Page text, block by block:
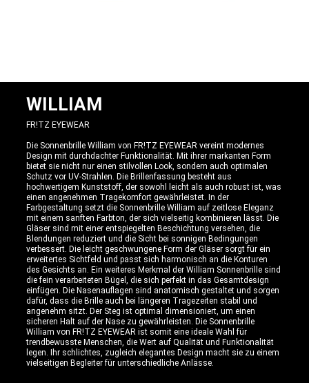
WILLIAM
FR!TZ EYEWEAR
Die Sonnenbrille William von FR!TZ EYEWEAR vereint modernes
Design mit durchdachter Funktionalität. Mit ihrer markanten Form
bietet sie nicht nur einen stilvollen Look, sondern auch optimalen
Schutz vor UV-Strahlen. Die Brillenfassung besteht aus
hochwertigem Kunststoff, der sowohl leicht als auch robust ist, was
einen angenehmen Tragekomfort gewährleistet. In der
Farbgestaltung setzt die Sonnenbrille William auf zeitlose Eleganz
mit einem sanften Farbton, der sich vielseitig kombinieren lässt. Die
Gläser sind mit einer entspiegelten Beschichtung versehen, die
Blendungen reduziert und die Sicht bei sonnigen Bedingungen
verbessert. Die leicht geschwungene Form der Gläser sorgt für ein
erweitertes Sichtfeld und passt sich harmonisch an die Konturen
des Gesichts an. Ein weiteres Merkmal der William Sonnenbrille sind
die fein verarbeiteten Bügel, die sich perfekt in das Gesamtdesign
einfügen. Die Nasenauflagen sind anatomisch gestaltet und sorgen
dafür, dass die Brille auch bei längeren Tragezeiten stabil und
angenehm sitzt. Der Steg ist optimal dimensioniert, um einen
sicheren Halt auf der Nase zu gewährleisten. Die Sonnenbrille
William von FR!TZ EYEWEAR ist somit eine ideale Wahl für
trendbewusste Menschen, die Wert auf Qualität und Funktionalität
legen. Ihr schlichtes, zugleich elegantes Design macht sie zu einem
vielseitigen Begleiter für unterschiedliche Anlässe.